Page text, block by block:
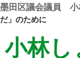
墨田区議会議員
だ」のために
小林し